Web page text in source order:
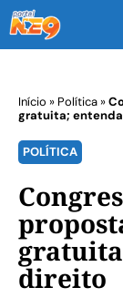
Início » Política»
gratuita;
POLÍTICA
direito